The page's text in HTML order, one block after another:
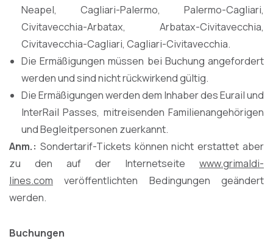
Neapel, Cagliari-Palermo, Palermo-Cagliari,
Civitavecchia-Arbatax, Arbatax-Civitavecchia,
Civitavecchia-Cagliari, Cagliari-Civitavecchia.
Die Ermäßigungen müssen bei Buchung angefordert
werden und sind nicht rückwirkend gültig.
Die Ermäßigungen werden dem Inhaber des Eurail und
InterRail Passes, mitreisenden Familienangehörigen
und Begleitpersonen zuerkannt.
Anm.: Sondertarif-Tickets können nicht erstattet aber
zu den auf der Internetseite www.grimaldi-
lines.com veröffentlichten Bedingungen geändert
werden.
Buchungen